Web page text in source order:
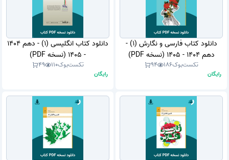
دانلود کتاب فارسی و نگارش (1) -
دهم 1404 - 1405 (نسخه PDF)
تکست‌بوک186
94
رایگان
دانلود کتاب انگلیسی (1) - دهم 1404
- 1405 (نسخه PDF)
تکست‌بوک110
49
رایگان